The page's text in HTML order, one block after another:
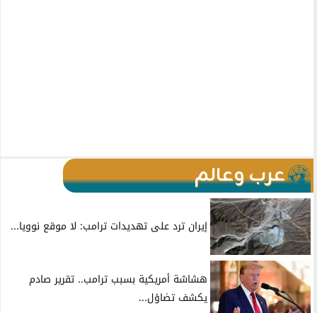
عرب وعالم
إيران ترد على تهديدات ترامب: لا موقع نوويا...
هشاشة أمريكية بسبب ترامب.. تقرير صادم
يكشف تضاؤل...